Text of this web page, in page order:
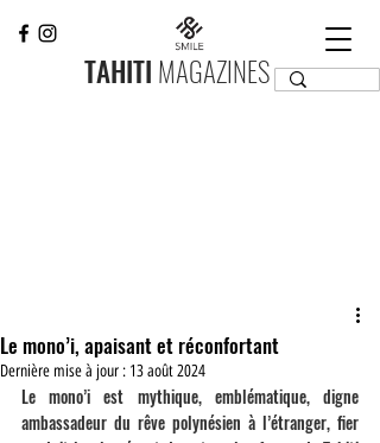
TAHITI MAGAZINES
Le mono’i, apaisant et réconfortant
Dernière mise à jour : 13 août 2024
Le mono’i est mythique, emblématique, digne
ambassadeur du rêve polynésien à l’étranger, fier